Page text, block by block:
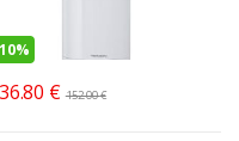
10%
€ 152.00€